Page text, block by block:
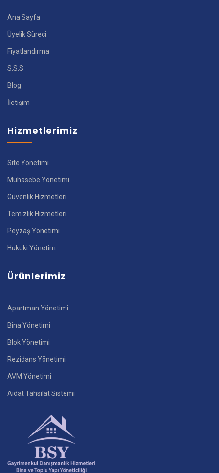
Ana Sayfa
Üyelik Süreci
Fiyatlandırma
S.S.S
Blog
İletişim
Hizmetlerimiz
Site Yönetimi
Muhasebe Yönetimi
Güvenlik Hizmetleri
Temizlik Hizmetleri
Peyzaş Yönetimi
Hukuki Yönetim
Ürünlerimiz
Apartman Yönetimi
Bina Yönetimi
Blok Yönetimi
Rezidans Yönetimi
AVM Yönetimi
Aidat Tahsilat Sistemi